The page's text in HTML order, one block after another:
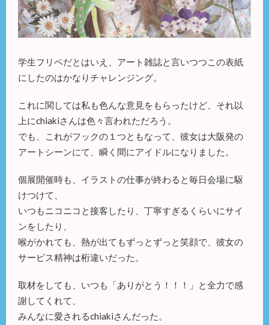
学生フリペだとはいえ、アート雑誌と言いつつこの表紙
にしたのはかなりチャレンジング。
これに関しては私も色んな意見をもらったけど、それ以
上にchiakiさんは色々言われただろう。
でも、これがフックの１つともなって、彼女は大阪発の
アートシーンにて、瞬く間にアイドルになりました。
個展開催時も、イラストの仕事が終わると毎日会場に駆
けつけて、
いつもニコニコと接客したり、丁寧すぎるくらいにサイ
ンをしたり、
喉がかれても、熱が出てもずっとずっと笑顔で、彼女の
サービス精神は桁違いだった。
取材をしても、いつも「ありがとう！！！」と全力で感
謝してくれて、
みんなに愛されるchiakiさんだった。